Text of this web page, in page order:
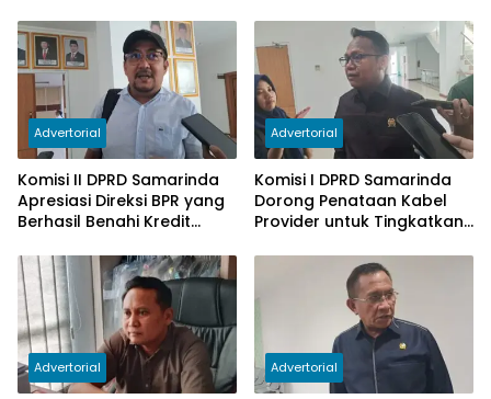
Subsidi Berkurang
Advertorial
Komisi II DPRD Samarinda
Apresiasi Direksi BPR yang
Berhasil Benahi Kredit
Advertorial
Komisi I DPRD Samarinda
Dorong Penataan Kabel
Provider untuk Tingkatkan
Advertorial Advertorial